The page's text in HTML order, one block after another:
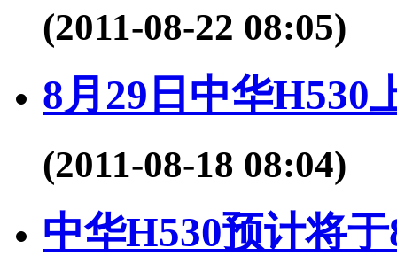
(2011-08-22 08:05)
8月29日中华H530
(2011-08-18 08:04)
中华H530预计将